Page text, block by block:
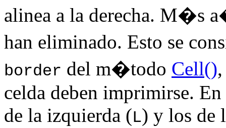
alinea a la derecha. M�s
han eliminado. Esto se
border del m�todo Cell()
celda deben imprimirse. En
de la izquierda (L) y los de